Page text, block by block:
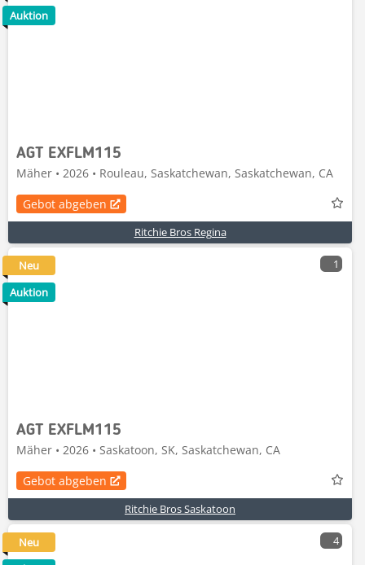
AGT EXFLM115
Mäher • 2026 • Rouleau, Saskatchewan, Saskatchewan, CA
Gebot abgeben
Ritchie Bros Regina
Auktion
1
AGT EXFLM115
Mäher • 2026 • Saskatoon, SK, Saskatchewan, CA
Gebot abgeben
Ritchie Bros Saskatoon
Neu
Auktion
4
Neu